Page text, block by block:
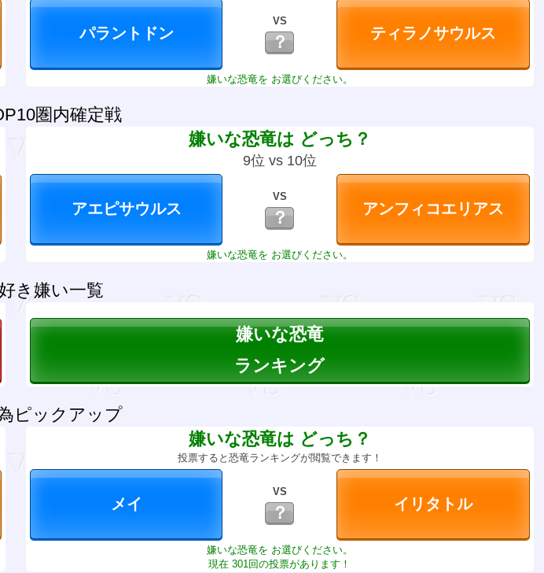
VS
？
嫌いな恐竜を お選びください。
圏内確定戦
嫌いな恐竜は どっち？
9位 vs 10位
VS
？
嫌いな恐竜を お選びください。
き嫌い一覧
嫌いな恐竜
ランキング
ピックアップ
嫌いな恐竜は どっち？
投票すると恐竜ランキングが閲覧できます！
VS
？
嫌いな恐竜を お選びください。
現在 301回の投票があります！